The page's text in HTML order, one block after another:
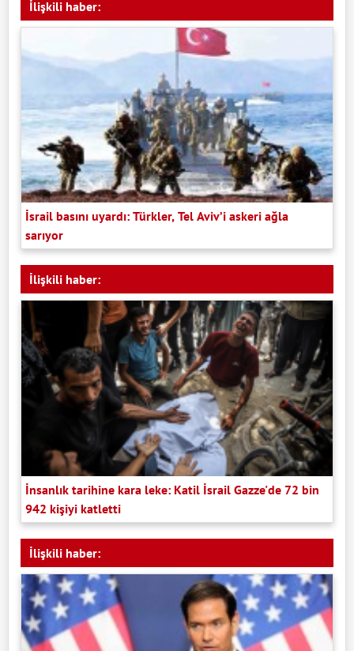
İlişkili haber:
İsrail basını uyardı: Türkler, Tel Aviv’i askeri ağla
sarıyor
İlişkili haber:
İnsanlık tarihine kara leke: Katil İsrail Gazze'de 72 bin
942 kişiyi katletti
İlişkili haber: